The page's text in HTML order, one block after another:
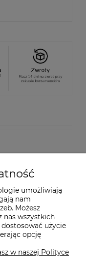
umożliwiają
nam
Możesz
nas wszystkich
użycie
opcję
w naszej Polityce